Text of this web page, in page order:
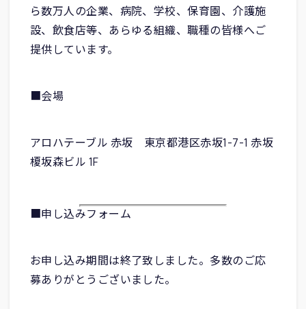
ら数万人の企業、病院、学校、保育園、介護施
設、飲食店等、あらゆる組織、職種の皆様へご
提供しています。
■会場
アロハテーブル 赤坂 東京都港区赤坂1-7-1 赤坂
榎坂森ビル 1F
■申し込みフォーム
お申し込み期間は終了致しました。多数のご応
募ありがとうございました。